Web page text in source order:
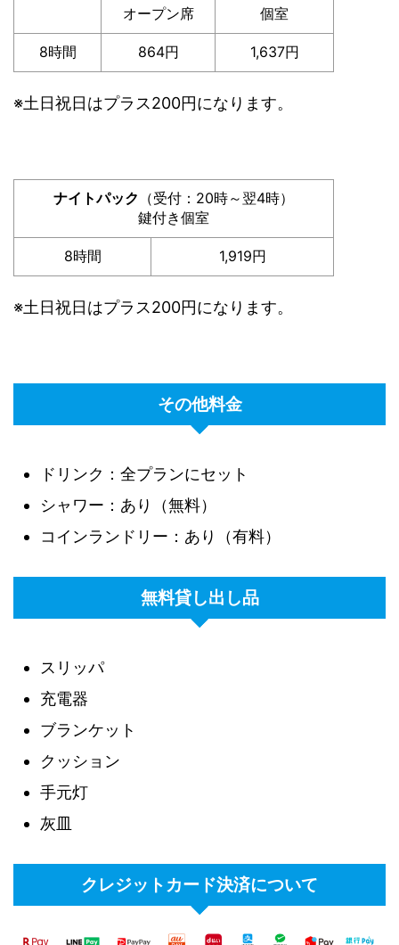
オープン席 個室
8時間 864円 1,637円
※土日祝日はプラス200円になります。
ナイトパック （受付：20時～翌4時）
鍵付き個室
8時間 1,919円
※土日祝日はプラス200円になります。
その他料金
ドリンク：全プランにセット
シャワー：あり（無料）
コインランドリー：あり（有料）
無料貸し出し品
スリッパ
充電器
ブランケット
クッション
手元灯
灰皿
クレジットカード決済について